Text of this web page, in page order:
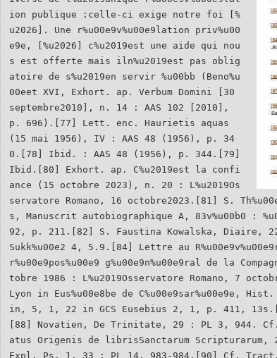
ion publique :celle-ci exige notre foi [%
u2026]. Une r%u00e9v%u00e9lation priv%u00
e9e, [%u2026] c%u2019est une aide qui nou
s est offerte mais iln%u2019est pas oblig
atoire de s%u2019en servir %u00bb (Beno%u
00eet XVI, Exhort. ap. Verbum Domini [30
septembre2010], n. 14 : AAS 102 [2010],
p. 696).[77] Lett. enc. Haurietis aquas
(15 mai 1956), IV : AAS 48 (1956), p. 34
0.[78] Ibid. : AAS 48 (1956), p. 344.[79]
Ibid.[80] Exhort. ap. C%u2019est la confi
ance (15 octobre 2023), n. 20 : L%u2019Os
servatore Romano, 16 octobre2023.[81] S.
s, Manuscrit autobiographique A, 83v%u00b0 :
92, p. 211.[82] S. Faustina Kowalska, Diaire, 22
Sukk%u00e2 4, 5.9.[84] Lettre au
r%u00e9pos%u00e9 g%u00e9n%u00e9ral de la
tobre 1986 : L%u2019Osservatore Romano, 7
Lyon in Eus%u00e8be de C%u00e9sar%u00e9e,
in, 5, 1, 22 in GCS Eusebius 2, 1, p. 411,
[88] Novatien, De Trinitate, 29 : PL 3, 944. Cf.
atus Origenis de librisSanctarum Scripturarum,
Expl. Ps. 1, 33 : PL 14, 983-984.[90] Cf.